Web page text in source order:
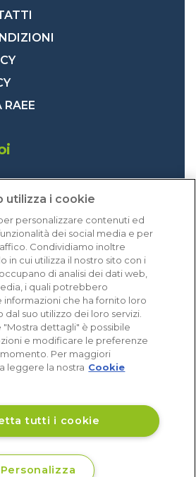
utilizza i cookie
personalizzare contenuti ed
dei social media e per
Condividiamo inoltre
in cui utilizza il nostro sito con i
di analisi dei dati web,
i quali potrebbero
che ha fornito loro
suo utilizzo dei loro servizi.
"Mostra dettagli" è possibile
e modificare le preferenze
momento. Per maggiori
leggere la nostra Cookie
tutti i cookie
Personalizza